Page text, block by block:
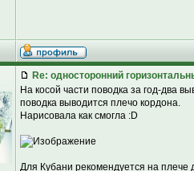
Re: односторонний
На косой части поводка за год-два
поводка выводится плечо кордона.
Нарисовала как смогла :D
Для Кубани рекомендуется на плече